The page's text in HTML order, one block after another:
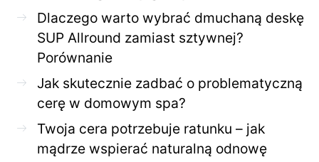
Dlaczego warto wybrać dmuchaną deskę
SUP Allround zamiast sztywnej?
Porównanie
Jak skutecznie zadbać o problematyczną
cerę w domowym spa?
Twoja cera potrzebuje ratunku – jak
mądrze wspierać naturalną odnowę